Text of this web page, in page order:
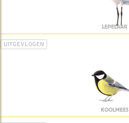
LEPELAAR
UITGEVLOGEN
KOOLMEES